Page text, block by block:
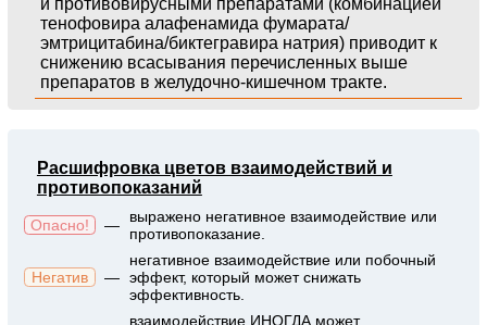
и противовирусными препаратами (комбинацией
тенофовира алафенамида фумарата/
эмтрицитабина/биктегравира натрия) приводит к
снижению всасывания перечисленных выше
препаратов в желудочно-кишечном тракте.
Расшифровка цветов взаимодействий и
противопоказаний
Опасно! —
выражено негативное взаимодействие или
противопоказание.
Негатив —
негативное взаимодействие или побочный
эффект, который может снижать
эффективность.
взаимодействие ИНОГДА может